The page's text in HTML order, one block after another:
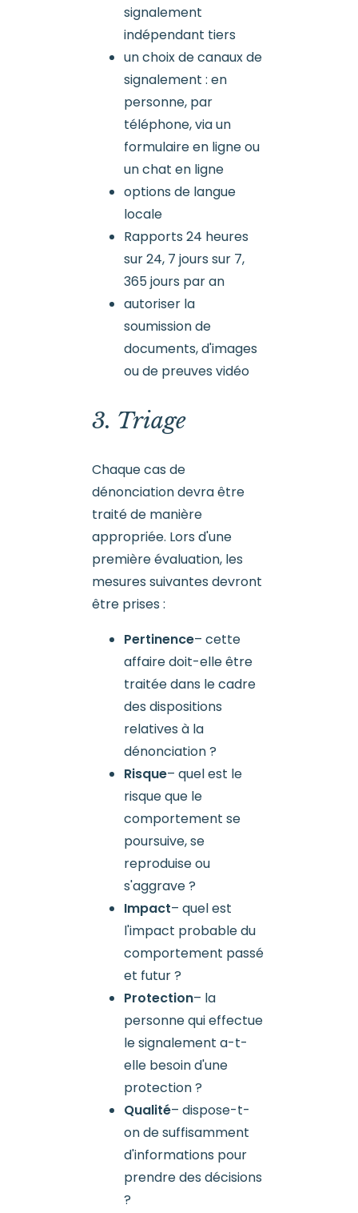
signalement
indépendant tiers
un choix de canaux de
signalement : en
personne, par
téléphone, via un
formulaire en ligne ou
un chat en ligne
options de langue
locale
Rapports 24 heures
sur 24, 7 jours sur 7,
365 jours par an
autoriser la
soumission de
documents, d'images
ou de preuves vidéo
3. Triage
Chaque cas de
dénonciation devra être
traité de manière
appropriée. Lors d'une
première évaluation, les
mesures suivantes devront
être prises :
Pertinence– cette
affaire doit-elle être
traitée dans le cadre
des dispositions
relatives à la
dénonciation ?
Risque– quel est le
risque que le
comportement se
poursuive, se
reproduise ou
s'aggrave ?
Impact– quel est
l'impact probable du
comportement passé
et futur ?
Protection– la
personne qui effectue
le signalement a-t-
elle besoin d'une
protection ?
Qualité– dispose-t-
on de suffisamment
d'informations pour
prendre des décisions
?